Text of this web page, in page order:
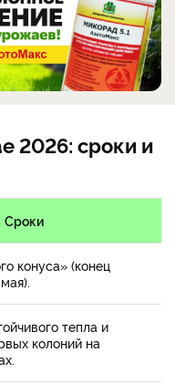
2026: сроки и
Сроки
конуса» (конец
тепла и
колоний на